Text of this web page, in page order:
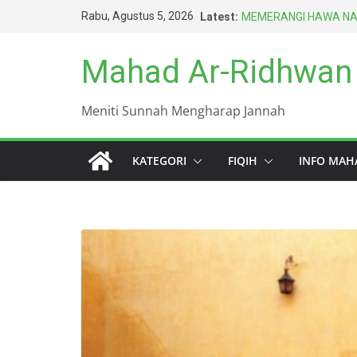
Rabu, Agustus 5, 2026 Latest: ISTIMNA DENGAN
HARUS BERAGAMA
TERBAIK UMAT INI
KEWAJIBAN PALING
Mahad Ar-
Meniti Sunnah Mengharap Jannah
KATEGORI FIQIH INFO